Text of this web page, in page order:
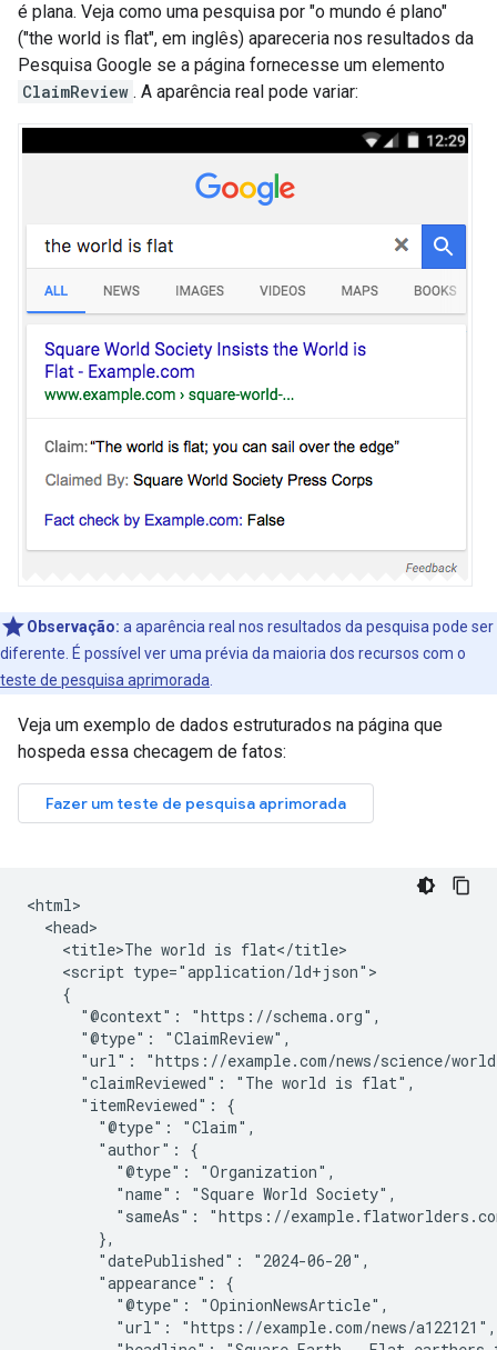
é plana. Veja como uma pesquisa por "o mundo é plano"
("the world is flat", em inglês) apareceria nos resultados da
Pesquisa Google se a página fornecesse um elemento
ClaimReview . A aparência real pode variar:
Observação: a aparência real nos resultados da pesquisa pode ser
diferente. É possível ver uma prévia da maioria dos recursos com o
teste de pesquisa aprimorada
Veja um exemplo de dados estruturados na página que
hospeda essa checagem de fatos:
<html>
  <head>
    <title>The world is flat</title>
    <script type="application/ld+json">
    {
      "@context": "https://schema.org",
      "@type": "ClaimReview",
"url": "https://example.com/news/science/
      "claimReviewed": "The world is flat",
      "itemReviewed": {
        "@type": "Claim",
        "author": {
          "@type": "Organization",
          "name": "Square World Society",
"sameAs": "https://
        },
        "datePublished": "2024-06-20",
        "appearance": {
          "@type": "OpinionNewsArticle",
          "url": "https://example.com/news/a122121",